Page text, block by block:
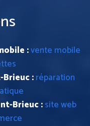
:vente mobile
:réparation
Brieuc :site web